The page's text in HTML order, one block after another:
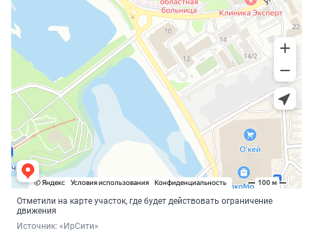
Отметили на карте участок, где будет действовать ограничение
движения
Источник: «ИрСити»